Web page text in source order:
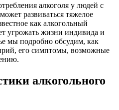
алкоголя у людей с
развиваться тяжелое
как алкогольный
угрожать жизни индивида и
мы подробно обсудим, как
его симптомы, возможные
алкогольного